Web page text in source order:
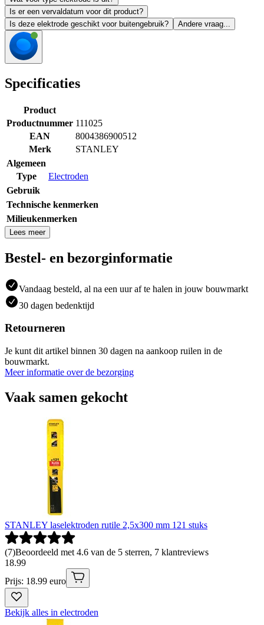
Is er een vervaldatum voor dit product?
Is deze elektrode geschikt voor buitengebruik?
Andere vraag...
Specificaties
Product
Productnummer 111025
EAN
8004386900512
Merk
STANLEY
Algemeen
Type
Electroden
Gebruik
Technische kenmerken
Milieukenmerken
Lees meer
Bestel- en bezorginformatie
Vandaag besteld, al na een uur af te halen in jouw bouwmarkt
30 dagen bedenktijd
Retourneren
Je kunt dit artikel binnen 30 dagen na aankoop ruilen in de
bouwmarkt.
Meer informatie over de bezorging
Vaak samen gekocht
STANLEY laselektroden rutile 2,5x300 mm 121 stuks
(7)Beoordeeld met 4.6 van de 5 sterren, 7 klantreviews
18.99
Prijs: 18.99 euro
Bekijk alles in electroden